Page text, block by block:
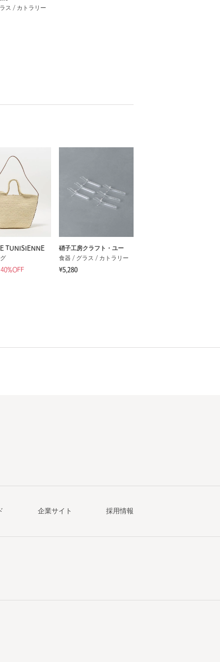
ス / カトラリー
TUNISIENNE
40%OFF
硝子工房クラフト・ユー
食器 / グラス / カトラリー
¥5,280
企業サイト 採用情報